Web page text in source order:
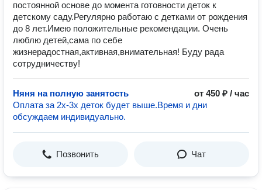
постоянной основе до момента готовности деток к
детскому саду.Регулярно работаю с детками от рождения
до 8 лет.Имею положительные рекомендации. Очень
люблю детей,сама по себе
жизнерадостная,активная,внимательная! Буду рада
сотрудничеству!
Няня на полную занятость
от 450 ₽ / час
Оплата за 2х-3х деток будет выше.Время и дни
обсуждаем индивидуально.
Позвонить Чат